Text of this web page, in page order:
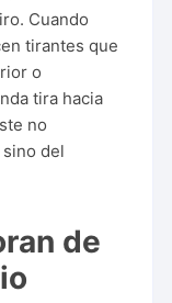
Cuando
tirantes que
o
tira hacia
no
del
de